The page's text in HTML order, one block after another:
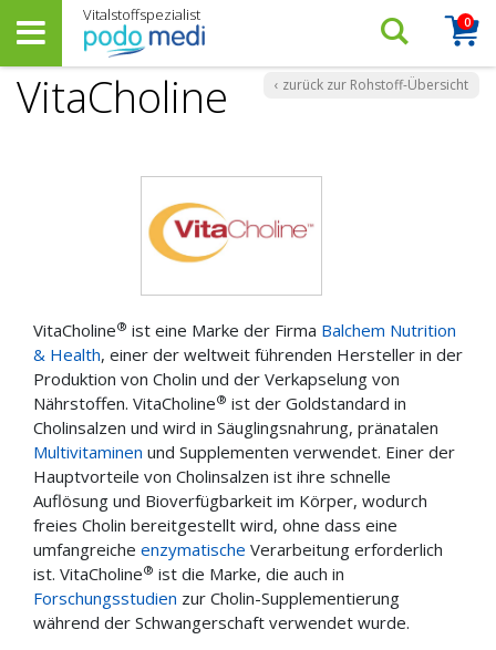
0
VitaCholine ‹ zurück zur Rohstoff-Übersicht
VitaCholine® ist eine Marke der Firma Balchem Nutrition
& Health, einer der weltweit führenden Hersteller in der
Produktion von Cholin und der Verkapselung von
Nährstoffen. VitaCholine® ist der Goldstandard in
Cholinsalzen und wird in Säuglingsnahrung, pränatalen
Multivitaminen und Supplementen verwendet. Einer der
Hauptvorteile von Cholinsalzen ist ihre schnelle
Auflösung und Bioverfügbarkeit im Körper, wodurch
freies Cholin bereitgestellt wird, ohne dass eine
umfangreiche enzymatische Verarbeitung erforderlich
ist. VitaCholine® ist die Marke, die auch in
Forschungsstudien zur Cholin-Supplementierung
während der Schwangerschaft verwendet wurde.